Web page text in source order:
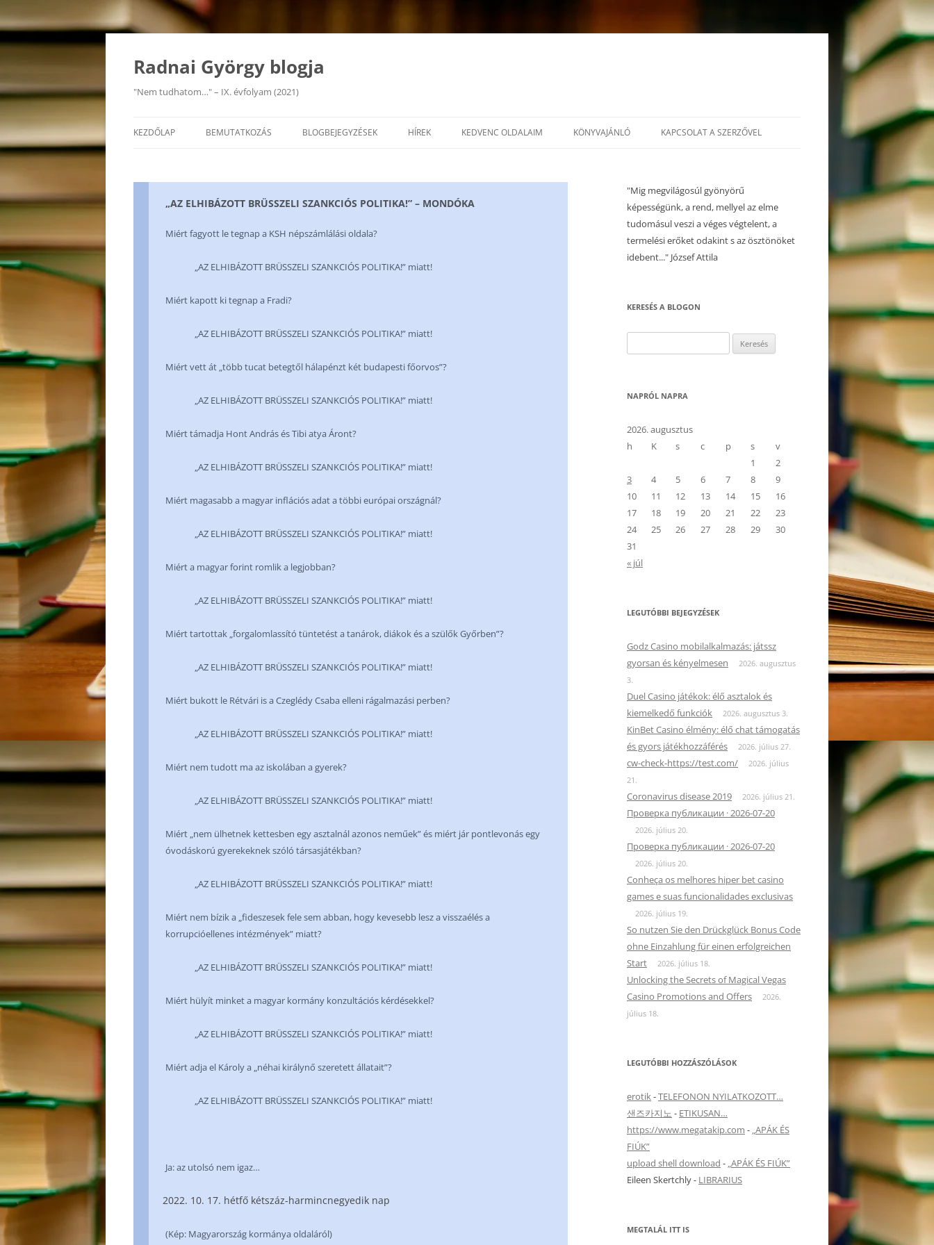
Kilépés
tartalomba
Radnai György blogja
"Nem tudhatom…" – IX. évfolyam (2021)
KEZDŐLAP BEMUTATKOZÁS BLOGBEJEGYZÉSEK HÍREK KEDVENC OLDALAIM KÖNYVAJÁNLÓ KAPCSOLAT A SZERZŐVEL
„AZ ELHIBÁZOTT BRÜSSZELI SZANKCIÓS POLITIKA!” – MONDÓKA
Miért fagyott le tegnap a KSH népszámlálási oldala?
„AZ ELHIBÁZOTT BRÜSSZELI SZANKCIÓS POLITIKA!” miatt!
Miért kapott ki tegnap a Fradi?
„AZ ELHIBÁZOTT BRÜSSZELI SZANKCIÓS POLITIKA!” miatt!
Miért vett át „több tucat betegtől hálapénzt két budapesti főorvos”?
„AZ ELHIBÁZOTT BRÜSSZELI SZANKCIÓS POLITIKA!” miatt!
Miért támadja Hont András és Tibi atya Áront?
„AZ ELHIBÁZOTT BRÜSSZELI SZANKCIÓS POLITIKA!” miatt!
Miért magasabb a magyar inflációs adat a többi európai országnál?
„AZ ELHIBÁZOTT BRÜSSZELI SZANKCIÓS POLITIKA!” miatt!
Miért a magyar forint romlik a legjobban?
„AZ ELHIBÁZOTT BRÜSSZELI SZANKCIÓS POLITIKA!” miatt!
Miért tartottak „forgalomlassító tüntetést a tanárok, diákok és a szülők Győrben”?
„AZ ELHIBÁZOTT BRÜSSZELI SZANKCIÓS POLITIKA!” miatt!
Miért bukott le Rétvári is a Czeglédy Csaba elleni rágalmazási perben?
„AZ ELHIBÁZOTT BRÜSSZELI SZANKCIÓS POLITIKA!” miatt!
Miért nem tudott ma az iskolában a gyerek?
„AZ ELHIBÁZOTT BRÜSSZELI SZANKCIÓS POLITIKA!” miatt!
Miért „nem ülhetnek kettesben egy asztalnál azonos neműek” és miért jár pontlevonás egy
óvodáskorú gyerekeknek szóló társasjátékban?
„AZ ELHIBÁZOTT BRÜSSZELI SZANKCIÓS POLITIKA!” miatt!
Miért nem bízik a „fideszesek fele sem abban, hogy kevesebb lesz a visszaélés a
korrupcióellenes intézmények” miatt?
„AZ ELHIBÁZOTT BRÜSSZELI SZANKCIÓS POLITIKA!” miatt!
Miért hülyít minket a magyar kormány konzultációs kérdésekkel?
„AZ ELHIBÁZOTT BRÜSSZELI SZANKCIÓS POLITIKA!” miatt!
Miért adja el Károly a „néhai királynő szeretett állatait”?
„AZ ELHIBÁZOTT BRÜSSZELI SZANKCIÓS POLITIKA!” miatt!
Ja: az utolsó nem igaz…
10. 17. hétfő kétszáz-harmincnegyedik nap
(Kép: Magyarország kormánya oldaláról)
"Mig megvilágosúl gyönyörű
képességünk, a rend, mellyel az elme
tudomásul veszi a véges végtelent, a
termelési erőket odakint s az ösztönöket
idebent..." József Attila
KERESÉS A BLOGON
NAPRÓL NAPRA
2026. augusztus
h
K s c p s
v
1
2
3
4 5 6 7 8
9
10
11 12 13 14 15
16
17
18 19 20 21 22
23
24
25 26 27 28 29
30
31
« júl
LEGUTÓBBI BEJEGYZÉSEK
Godz Casino mobilalkalmazás: játssz
gyorsan és kényelmesen
2026. augusztus
3.
Duel Casino játékok: élő asztalok és
kiemelkedő funkciók
2026. augusztus 3.
KinBet Casino élmény: élő chat támogatás
és gyors játékhozzáférés
2026. július 27.
cw-check-https://test.com/
2026. július
21.
Coronavirus disease 2019 2026. július 21.
Проверка публикации · 2026-07-20
2026. július 20.
Проверка публикации · 2026-07-20
2026. július 20.
Conheça os melhores hiper bet casino
games e suas funcionalidades exclusivas
2026. július 19.
So nutzen Sie den Drückglück Bonus Code
ohne Einzahlung für einen erfolgreichen
Start
2026. július 18.
Unlocking the Secrets of Magical Vegas
Casino Promotions and Offers
2026.
július 18.
LEGUTÓBBI HOZZÁSZÓLÁSOK
erotik-TELEFONON NYILATKOZOTT…
샌즈카지노 - ETIKUSAN…
https://www.megatakip.com - „APÁK ÉS
FIÚK”
upload shell download - „APÁK ÉS FIÚK”
Eileen Skertchly- LIBRARIUS
MEGTALÁL ITT IS